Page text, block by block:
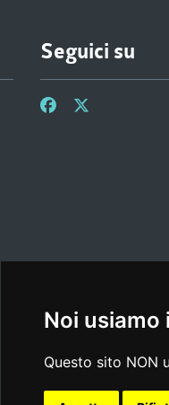
Noi usiamo
Questo sito NON
Seguici su
privacy |social media